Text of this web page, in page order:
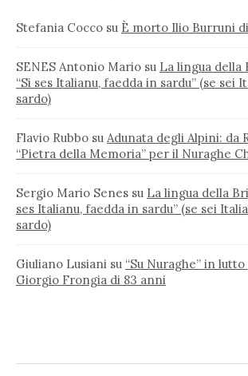
Stefania Cocco su È morto Ilio Burruni
SENES Antonio Mario su La lingua della
“Si ses Italianu, faedda in sardu” (se sei
sardo)
Flavio Rubbo su Adunata degli Alpini: da
“Pietra della Memoria” per il Nuraghe
Sergio Mario Senes su La lingua della
ses Italianu, faedda in sardu” (se sei
sardo)
Giuliano Lusiani su “Su Nuraghe” in
Giorgio Frongia di 83 anni